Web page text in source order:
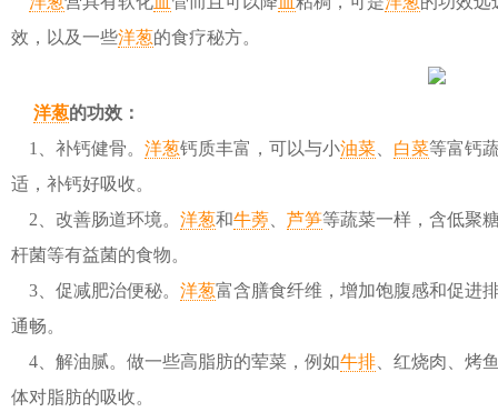
效，以及一些洋葱的食疗秘方。
洋葱的功效：
1、补钙健骨。 洋葱钙质丰富，可以与小油菜 白菜等富钙
适，补钙好吸收。
2、改善肠道环境。 洋葱和牛蒡 芦笋等蔬菜一样，含低聚
杆菌等有益菌的食物。
3、促减肥治便秘。 洋葱富含膳食纤维，增加饱腹感和促进
通畅。
4、解油腻。做一些高脂肪的荤菜，例如牛排 、红烧肉、烤
体对脂肪的吸收。